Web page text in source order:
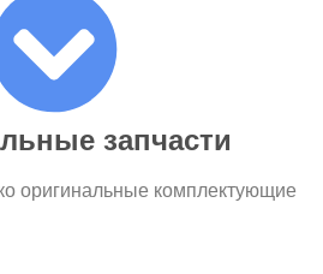
запчасти
оригинальные комплектующие